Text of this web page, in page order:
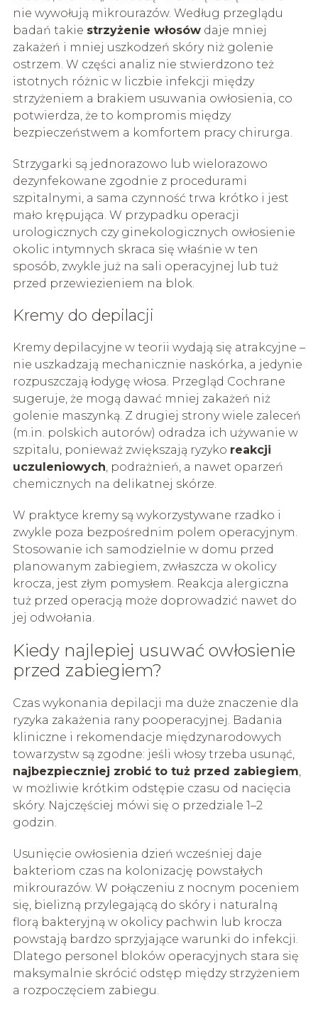
nie wywołują mikrourazów. Według przeglądu
badań takie strzyżenie włosówdaje mniej
zakażeń i mniej uszkodzeń skóry niż golenie
ostrzem. W części analiz nie stwierdzono też
istotnych różnic w liczbie infekcji między
strzyżeniem a brakiem usuwania owłosienia, co
potwierdza, że to kompromis między
bezpieczeństwem a komfortem pracy chirurga.
Strzygarki są jednorazowo lub wielorazowo
dezynfekowane zgodnie z procedurami
szpitalnymi, a sama czynność trwa krótko i jest
mało krępująca. W przypadku operacji
urologicznych czy ginekologicznych owłosienie
okolic intymnych skraca się właśnie w ten
sposób, zwykle już na sali operacyjnej lub tuż
przed przewiezieniem na blok.
Kremy do depilacji
Kremy depilacyjne w teorii wydają się atrakcyjne –
nie uszkadzają mechanicznie naskórka, a jedynie
rozpuszczają łodygę włosa. Przegląd Cochrane
sugeruje, że mogą dawać mniej zakażeń niż
golenie maszynką. Z drugiej strony wiele zaleceń
(m.in. polskich autorów) odradza ich używanie w
szpitalu, ponieważ zwiększają ryzyko reakcji
uczuleniowych, podrażnień, a nawet oparzeń
chemicznych na delikatnej skórze.
W praktyce kremy są wykorzystywane rzadko i
zwykle poza bezpośrednim polem operacyjnym.
Stosowanie ich samodzielnie w domu przed
planowanym zabiegiem, zwłaszcza w okolicy
krocza, jest złym pomysłem. Reakcja alergiczna
tuż przed operacją może doprowadzić nawet do
jej odwołania.
Kiedy najlepiej usuwać owłosienie
przed zabiegiem?
Czas wykonania depilacji ma duże znaczenie dla
ryzyka zakażenia rany pooperacyjnej. Badania
kliniczne i rekomendacje międzynarodowych
towarzystw są zgodne: jeśli włosy trzeba usunąć,
najbezpieczniej zrobić to tuż przed zabiegiem,
w możliwie krótkim odstępie czasu od nacięcia
skóry. Najczęściej mówi się o przedziale 1–2
godzin.
Usunięcie owłosienia dzień wcześniej daje
bakteriom czas na kolonizację powstałych
mikrourazów. W połączeniu z nocnym poceniem
się, bielizną przylegającą do skóry i naturalną
florą bakteryjną w okolicy pachwin lub krocza
powstają bardzo sprzyjające warunki do infekcji.
Dlatego personel bloków operacyjnych stara się
maksymalnie skrócić odstęp między strzyżeniem
a rozpoczęciem zabiegu.